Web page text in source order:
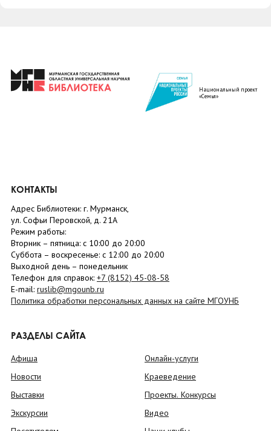
Национальный проект
«Семья»
КОНТАКТЫ
Адрес Библиотеки: г. Мурманск,
ул. Софьи Перовской, д. 21А
Режим работы:
Вторник – пятница: с 10:00 до 20:00
Суббота – воскресенье: c 12:00 до 20:00
Выходной день – понедельник
Телефон для справок: +7 (8152) 45-08-58
E-mail: ruslib@mgounb.ru
Политика обработки персональных данных на сайте МГОУНБ
РАЗДЕЛЫ САЙТА
Афиша
Новости
Выставки
Экскурсии
Онлайн-услуги
Краеведение
Проекты. Конкурсы
Видео